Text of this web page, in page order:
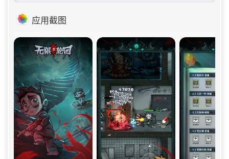
应用截图